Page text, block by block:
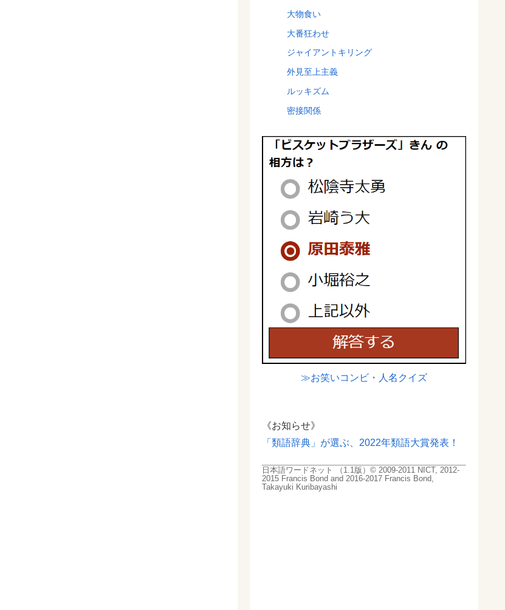
大物食い
大番狂わせ
ジャイアントキリング
外見至上主義
ルッキズム
密接関係
≫お笑いコンビ・人名クイズ
《お知らせ》
「類語辞典」が選ぶ、2022年類語大賞発表！
日本語ワードネット （1.1版）© 2009-2011 NICT, 2012-
2015 Francis Bond and 2016-2017 Francis Bond,
Takayuki Kuribayashi